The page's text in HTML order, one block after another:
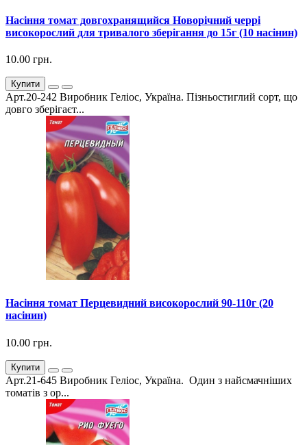
Насіння томат довгохранящийся Новорічний черрі
високорослий для тривалого зберігання до 15г (10 насінин)
10.00 грн.
Купити
Арт.20-242 Виробник Геліос, Україна. Пізньостиглий сорт, що
довго зберігаєт...
Насіння томат Перцевидний високорослий 90-110г (20
насінин)
10.00 грн.
Купити
Арт.21-645 Виробник Геліос, Україна. Один з найсмачніших
томатів з ор...